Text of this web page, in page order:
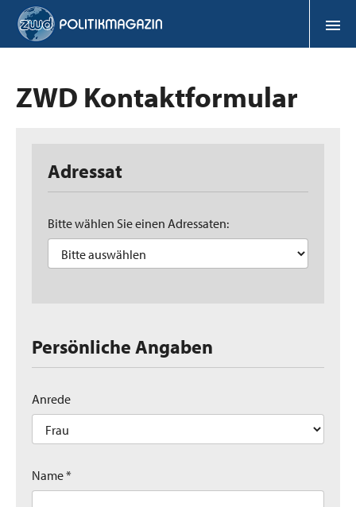
ZWD Kontaktformular
Adressat
Bitte wählen Sie einen Adressaten:
Persönliche Angaben
Anrede
Name *